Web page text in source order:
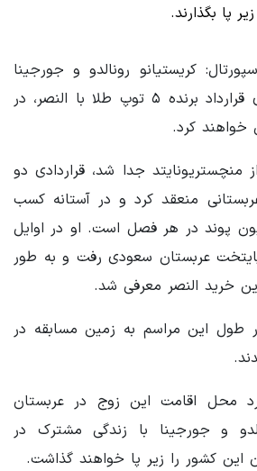
پا بگذارند.
کریستیانو رونالدو و جورجینا
رودریگز پس از امضای قرارداد برنده ۵ توپ طلا با النصر، در
خواهند کرد.
منچستریونایتد جدا شد، قراردادی دو
منعقد کرد و در آستانه کسب
درآمد ۱۷۳ میلیون پوند در هر فصل است. او در اوایل
عربستان سعودی رفت و به طور
خرید النصر معرفی شد.
در طول این مراسم به زمین مسابقه در
محل اقامت این زوج در عربستان
و جورجینا با زندگی مشترک در
این کشور را زیر پا خواهند گذاشت.